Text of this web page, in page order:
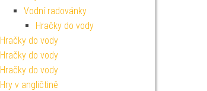
Vodní radovánky
Hračky do vody
Hračky do vody
Hračky do vody
Hračky do vody
Hry v angličtině